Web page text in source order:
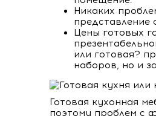
Никаких
представление
Цены готовых
или готовая?
наборов, но и
Готовая кухонная
поэтому проблем с